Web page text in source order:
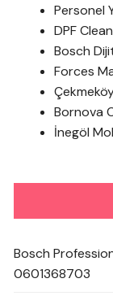
Personel
DPF
Bosch
Forces
Bornova
İnegöl
Bosch
0601368703